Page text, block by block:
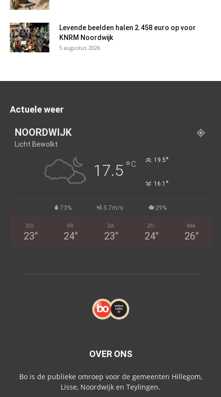
Levende beelden halen 2.458 euro op voor
KNRM Noordwijk
5 augustus 2026
Actuele weer
NOORDWIJK
Licht Bewolkt
17.5 °C 19.5°
16.1 °
73% 5.7m/s 29%
DO
23°
VR
24°
ZA
23°
ZO
24°
MA
26°
OVER ONS
Bo is de publieke omroep voor de gemeenten Hillegom,
Lisse, Noordwijk en Teylingen.